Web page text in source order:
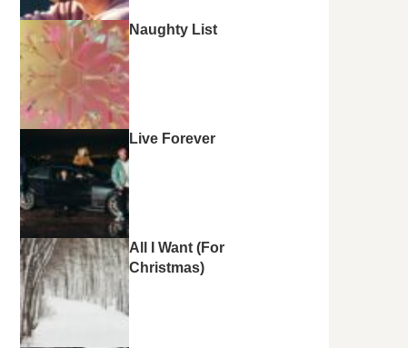
Naughty List
Live Forever
All I Want (For
Christmas)